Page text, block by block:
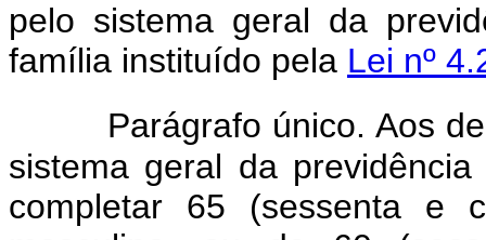
pelo sistema geral da
família instituído pela Lei nº
Parágrafo único. Aos
sistema geral da
completar 65 (sessenta e